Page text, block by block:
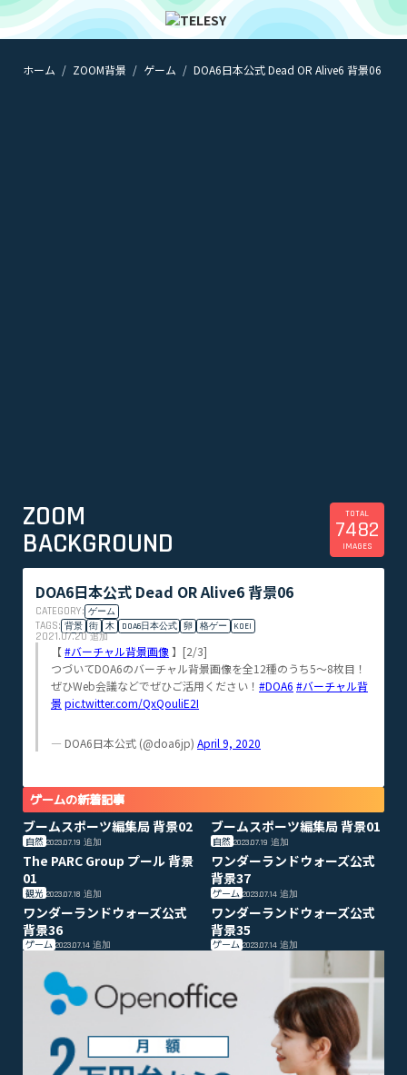
ホーム
ホーム ZOOM背景 ゲーム DOA6日本公式 Dead OR Alive6 背景06
ZOOM
BACKGROUND
TOTAL
7482
IMAGES
DOA6日本公式 Dead OR Alive6 背景06
CATEGORY: ゲーム
TAGS: 背景 街 木 DOA6日本公式 卵 格ゲー KOEI
2021.07.20追加
【#バーチャル背景画像 】[2/3]
つづいてDOA6のバーチャル背景画像を全12種のうち5～8枚目！
ぜひWeb会議などでぜひご活用ください！ #DOA6 #バーチャル背
景 pic.twitter.com/QxQouliE2I
— DOA6日本公式 (@doa6jp) April 9, 2020
ゲームの新着記事
ブームスポーツ編集局 背景02
自然 2023.07.19 追加
ブームスポーツ編集局 背景01
自然 2023.07.19追加
The PARC Group プール 背景
01
観光 2023.07.18 追加
ワンダーランドウォーズ公式
背景37
ゲーム 2023.07.14追加
ワンダーランドウォーズ公式
背景36
ゲーム 2023.07.14 追加
ワンダーランドウォーズ公式
背景35
ゲーム 2023.07.14追加